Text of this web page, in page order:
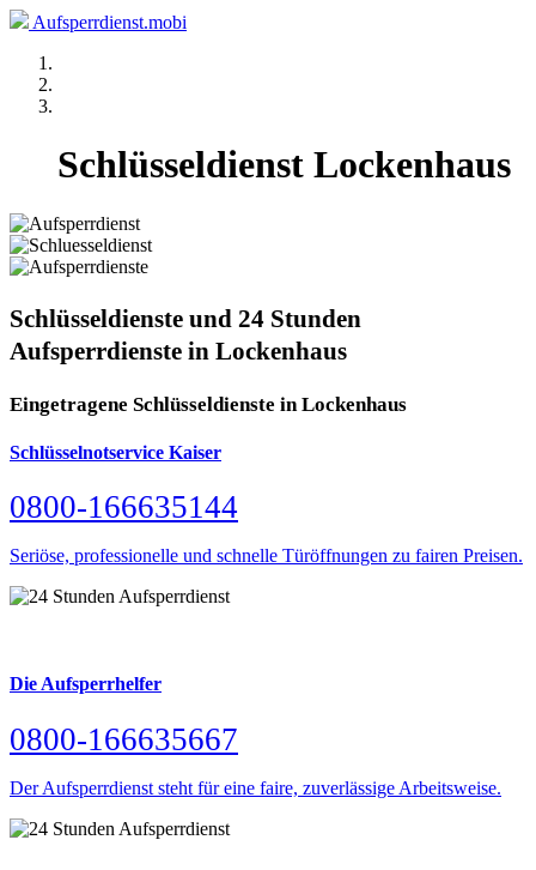
Aufsperrdienst.mobi
Schlüsseldienst Lockenhaus
Schlüsseldienste und 24 Stunden
Aufsperrdienste in Lockenhaus
Eingetragene Schlüsseldienste in Lockenhaus
Schlüsselnotservice Kaiser
0800-166635144
Seriöse, professionelle und schnelle Türöffnungen zu fairen Preisen.
Die Aufsperrhelfer
0800-166635667
Der Aufsperrdienst steht für eine faire, zuverlässige Arbeitsweise.